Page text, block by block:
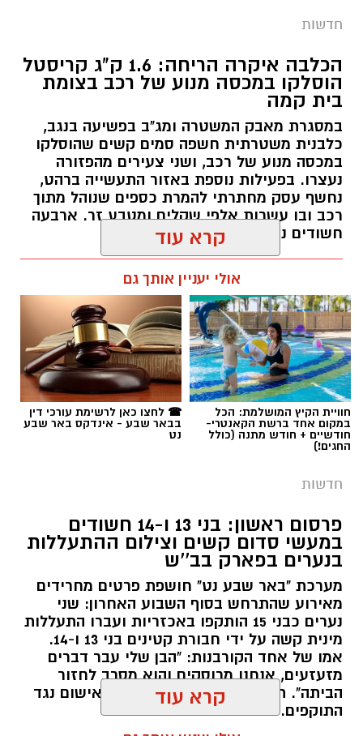
חדשות
הכלבה איקרה הריחה: 1.6 ק"ג קריסטל
הוסלקו במכסה מנוע של רכב בצומת
בית קמה
במסגרת מאבק המשטרה ומג"ב בפשיעה בנגב,
כלבנית משטרתית חשפה סמים קשים שהוסלקו
במכסה מנוע של רכב, ושני צעירים מהפזורה
נעצרו. בפעילות נוספת באזור התעשייה ברהט,
נחשף עסק מחתרתי להמרת כספים שנוהל מתוך
רכב ובו עשרות אלפי שקלים ומטבע זר. ארבעה
חשודים נעצרו בסך הכל.
תגים:משטרה
קרדיט: משטרת ישראל
שוטרי המחוז הדרומי ולוחמי המשמר הלאומי של
מג"ב ממשיכים להנחית מכות על תשתיות
הפשיעה בנגב, עם שתי תפיסות משמעותיות
קרא עוד
אולי יעניין אותך גם
חוויית הקיץ המושלמת: הכל
במקום אחד ברשת הקאנטרי-
חודשיים + חודש מתנה (כולל
החגים!)
☎ לחצו כאן לרשימת עורכי דין
בבאר שבע - אינדקס באר שבע
נט
חדשות
פרסום ראשון: בני 13 ו-14 חשודים
במעשי סדום קשים וצילום ההתעללות
בנערים בפארק בב''ש
מערכת "באר שבע נט" חושפת פרטים מחרידים
מאירוע שהתרחש בסוף השבוע האחרון: שני
נערים כבני 15 הותקפו באכזריות ועברו התעללות
מינית קשה על ידי חבורת קטינים בני 13 ו-14.
אמו של אחד הקורבנות: "הבן שלי עבר דברים
מזעזעים, אנחנו מרוסקים והוא מסרב לחזור
הביתה". תוך ימים ספורים: צפוי כתב אישום נגד
התוקפים.
קרא עוד